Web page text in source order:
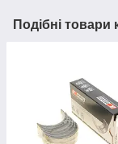
Подібні товари